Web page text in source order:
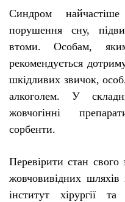
Синдром
порушення сну,
втоми. Особам,
рекомендується
шкідливих звичок,
алкоголем. У
жовчогінні
сорбенти.
Перевірити стан свого
жовчовивідних шляхів
інститут хірургії